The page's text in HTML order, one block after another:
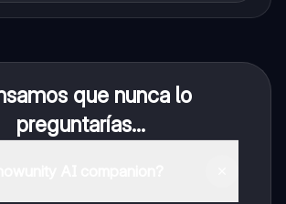
que nunca lo
preguntarías...